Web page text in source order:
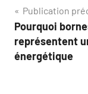
de
l’article
Publication
Pourquoi
représentent
énergétique